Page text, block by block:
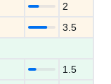
2
3.5
1.5